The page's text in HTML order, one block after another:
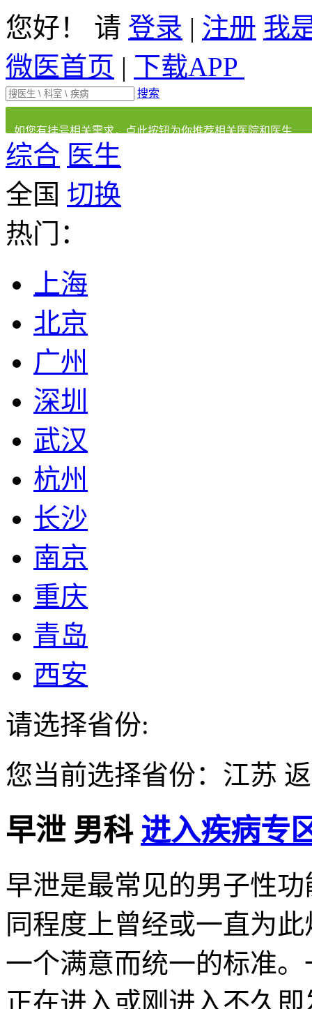
您好！ 请 登录 | 注册 我
微医首页 | 下载APP
搜索
如您有挂号相关需求，点此按钮为你推荐相关医院和医生
综合 医生
全国 切换
热门：
上海
北京
广州
深圳
武汉
杭州
长沙
南京
重庆
青岛
西安
请选择省份:
您当前选择省份： 江苏
早泄 男科 进入疾病专
早泄是最常见的男子性
同程度上曾经或一直为
一个满意而统一的标准
正在进入或刚进入不久